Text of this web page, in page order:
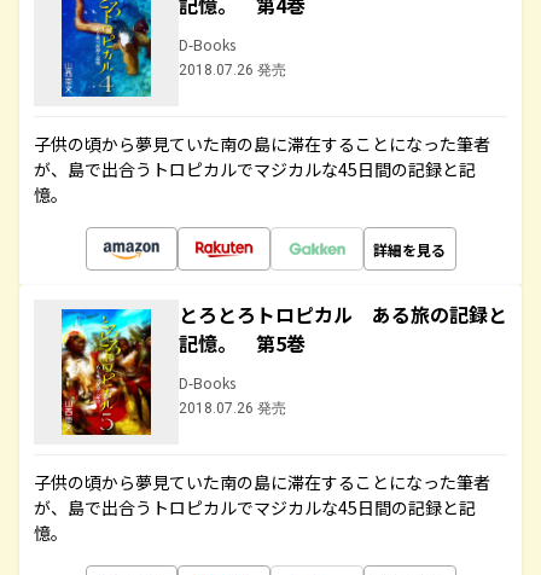
D-Books
2018.07.26 発売
子供の頃から夢見ていた南の島に滞在することになった筆者
が、島で出合うトロピカルでマジカルな45日間の記録と記
憶。
詳細を見る
とろとろトロピカル ある旅の記録と
記憶。 第5巻
D-Books
2018.07.26 発売
子供の頃から夢見ていた南の島に滞在することになった筆者
が、島で出合うトロピカルでマジカルな45日間の記録と記
憶。